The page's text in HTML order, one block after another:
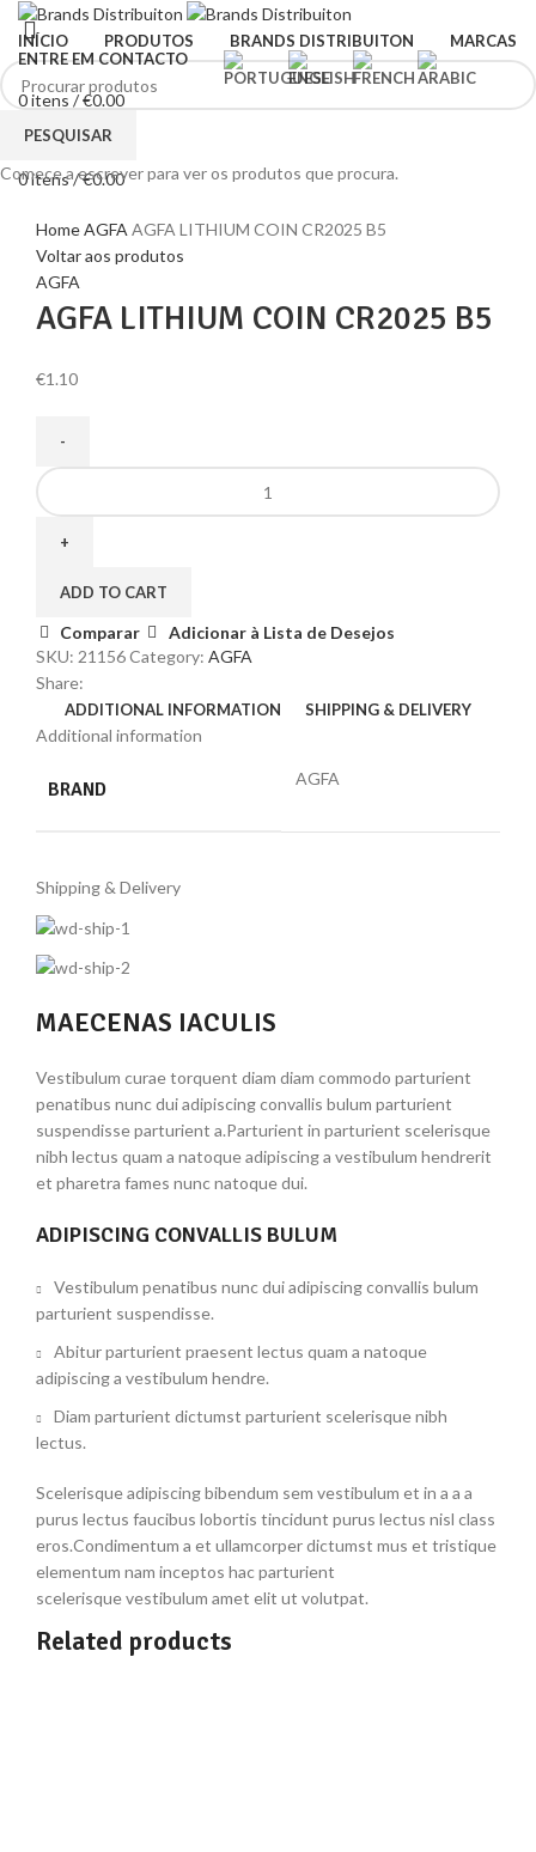
INÍCIO PRODUTOS BRANDS DISTRIBUITON
MARCAS
ENTRE EM CONTACTO
0itens /€0.00
Menu
0itens/€0.00
HomeAGFAAGFA LITHIUM COIN CR2025 B5
Voltar aos produtos
AGFA
AGFA LITHIUM COIN CR2025 B5
€1.10
ADD TO CART
Comparar
Adicionar à Lista de Desejos
SKU: 21156Category: AGFA
Share:
ADDITIONAL INFORMATION SHIPPING & DELIVERY
Additional information
BRAND AGFA
Shipping & Delivery
MAECENAS IACULIS
Vestibulum curae torquent diam diam commodo parturient
penatibus nunc dui adipiscing convallis bulum parturient
suspendisse parturient a.Parturient in parturient scelerisque
nibh lectus quam a natoque adipiscing a vestibulum hendrerit
et pharetra fames nunc natoque dui.
ADIPISCING CONVALLIS BULUM
Vestibulum penatibus nunc dui adipiscing convallis bulum
parturient suspendisse.
Abitur parturient praesent lectus quam a natoque
adipiscing a vestibulum hendre.
Diam parturient dictumst parturient scelerisque nibh
lectus.
Scelerisque adipiscing bibendum sem vestibulum et in a a a
purus lectus faucibus lobortis tincidunt purus lectus nisl class
eros.Condimentum a et ullamcorper dictumst mus et tristique
elementum nam inceptos hac parturient
scelerisque vestibulum amet elit ut volutpat.
Related products
PESQUISAR
Comece a escrever para ver os produtos que procura.